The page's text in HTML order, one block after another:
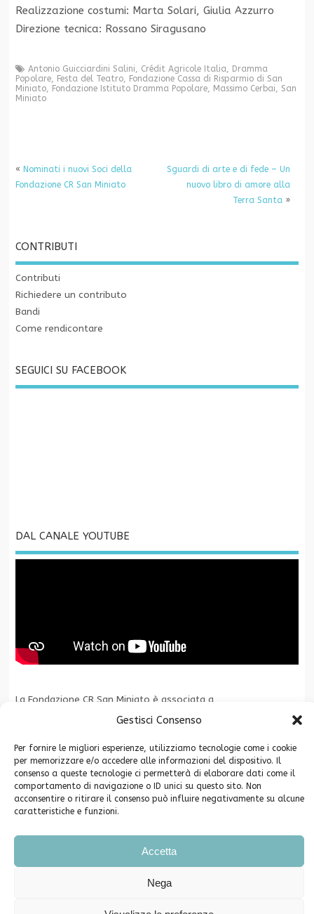
Gestisci Consenso
Per fornire le migliori esperienze, utilizziamo tecnologie come i cookie
per memorizzare e/o accedere alle informazioni del dispositivo. Il
consenso a queste tecnologie ci permetterà di elaborare dati come il
comportamento di navigazione o ID unici su questo sito. Non
acconsentire o ritirare il consenso può influire negativamente su alcune
caratteristiche e funzioni.
Accetta
Nega
Realizzazione costumi: Marta Solari, Giulia Azzurro
Direzione tecnica: Rossano Siragusano
Antonio Guicciardini Salini Crédit Agricole Italia
Dramma
Popolare, Festa del Teatro, Fondazione Cassa di Risparmio di San
Miniato, Fondazione Istituto Dramma Popolare, Massimo Cerbai
San
Miniato
« Nominati i nuovi Soci della
Fondazione CR San Miniato
Sguardi di arte e di fede – Un
nuovo libro di amore alla
Terra Santa »
CONTRIBUTI
Contributi
Richiedere un contributo
Bandi
Come rendicontare
SEGUICI SU FACEBOOK
DAL CANALE YOUTUBE
La Fondazione CR San Miniato è associata a
Copyright ©2026. Fondazione Cassa di Risparmio di San Miniato -
Piazza Grifoni 12 – 56028 San Miniato (PI) C.F. 91003640504
Iscrizione Registro Persone Giuridiche Prefettura di Pisa n. 62
Dichiarazione sulla Privacy (UE)